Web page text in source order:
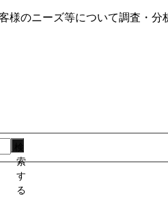
様のニーズ等について調査・
索
す
る